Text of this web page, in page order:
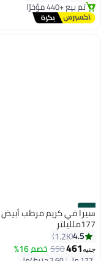
توصيل مجاني
#27
سيرا في كريم مرطب أبيض
177ملليلتر
4.5
1.2K
جنيه461
550 خصم 16%